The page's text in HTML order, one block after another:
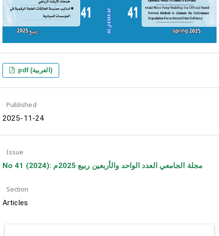
pdf (العربية)
Published
2025-11-24
Issue
No 41 (2024): مجلة الجامعي العدد الواحد والأربعين ربيع 2025م
Section
Articles